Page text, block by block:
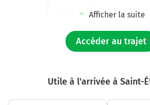
LYRIA et TER / 2
5 h 10 - 123 €
SAINT-ETIENNE
Prévision 2 min de retard
Afficher la suite
Accéder au trajet
Utile à l'arrivée à Saint-